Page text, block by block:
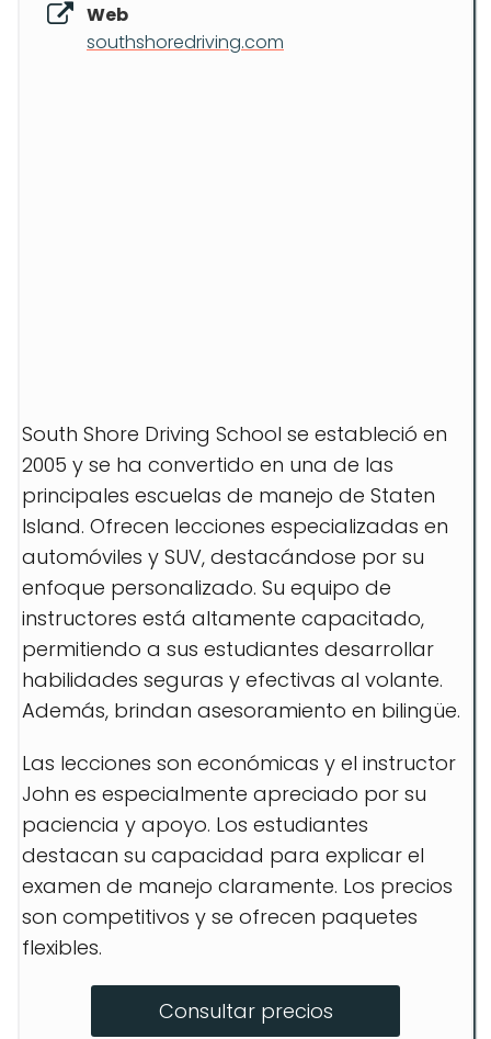
Web
southshoredriving.com
South Shore Driving School se estableció en
2005 y se ha convertido en una de las
principales escuelas de manejo de Staten
Island. Ofrecen lecciones especializadas en
automóviles y SUV, destacándose por su
enfoque personalizado. Su equipo de
instructores está altamente capacitado,
permitiendo a sus estudiantes desarrollar
habilidades seguras y efectivas al volante.
Además, brindan asesoramiento en bilingüe.
Las lecciones son económicas y el instructor
John es especialmente apreciado por su
paciencia y apoyo. Los estudiantes
destacan su capacidad para explicar el
examen de manejo claramente. Los precios
son competitivos y se ofrecen paquetes
flexibles.
Consultar precios